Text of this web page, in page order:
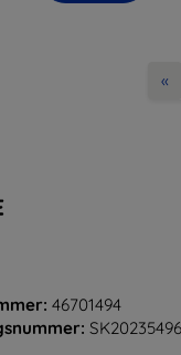
«
46701494